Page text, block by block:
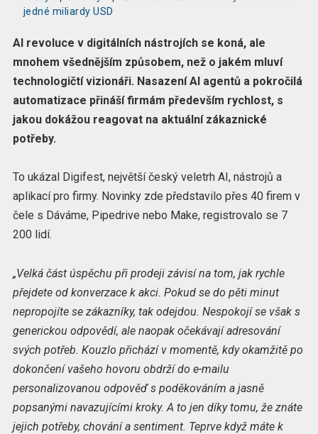
jedné miliardy USD
AI revoluce v digitálních nástrojích se koná, ale
mnohem všednějším způsobem, než o jakém mluví
technologičtí vizionáři. Nasazení AI agentů a pokročilá
automatizace přináší firmám především rychlost, s
jakou dokážou reagovat na aktuální zákaznické
potřeby.
To ukázal Digifest, největší český veletrh AI, nástrojů a
aplikací pro firmy. Novinky zde představilo přes 40 firem v
čele s Dáváme, Pipedrive nebo Make, registrovalo se 7
200 lidí.
„Velká část úspěchu při prodeji závisí na tom, jak rychle
přejdete od konverzace k akci. Pokud se do pěti minut
nepropojíte se zákazníky, tak odejdou. Nespokojí se však s
generickou odpovědí, ale naopak očekávají adresování
svých potřeb. Kouzlo přichází v momentě, kdy okamžitě po
dokončení vašeho hovoru obdrží do e-mailu
personalizovanou odpověď s poděkováním a jasně
popsanými navazujícími kroky. A to jen díky tomu, že znáte
jejich potřeby, chování a sentiment. Teprve když máte k